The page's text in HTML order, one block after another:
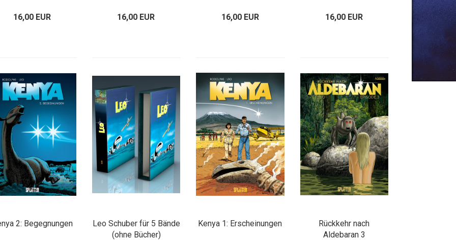
16,00 EUR 16,00 EUR 16,00 EUR 16,00 EUR
2: Begegnungen
Leo Schuber für 5 Bände
(ohne Bücher)
Kenya 1: Erscheinungen
Rückkehr nach
Aldebaran 3